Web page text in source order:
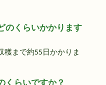
のくらいかかります
穫まで約55日かかりま